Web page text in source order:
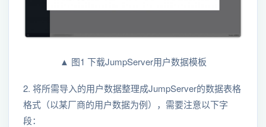
▲ 图1 下载JumpServer用户数据模板
2. 将所需导入的用户数据整理成JumpServer的数据表格
格式（以某厂商的用户数据为例），需要注意以下字
段：